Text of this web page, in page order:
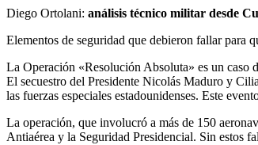
Diego Ortolani: análisis técnico militar desde
Elementos de seguridad que debieron fallar para
La Operación «Resolución Absoluta» es un caso
El secuestro del Presidente Nicolás Maduro y
las fuerzas especiales estadounidenses. Este
La operación, que involucró a más de 150
Antiaérea y la Seguridad Presidencial. Sin estos